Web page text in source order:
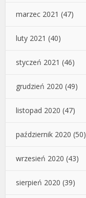
marzec 2021 (47)
luty 2021 (40)
styczeń 2021 (46)
grudzień 2020 (49)
listopad 2020 (47)
październik 2020 (50)
wrzesień 2020 (43)
sierpień 2020 (39)